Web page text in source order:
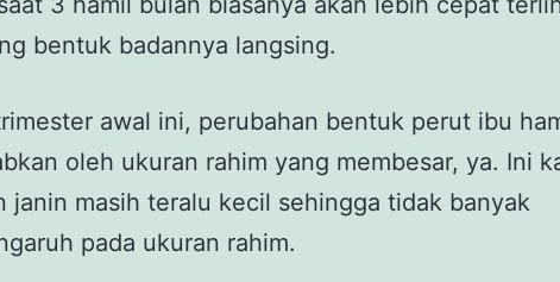
bentuk badannya langsing.
awal ini, perubahan bentuk perut ibu
oleh ukuran rahim yang membesar, ya. Ini
janin masih teralu kecil sehingga tidak banyak
pada ukuran rahim.